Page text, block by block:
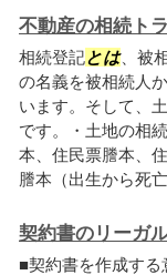
不動産の相続ト
相続登記とは、被
の名義を被相続人
います。そして、
です。・土地の相
本、住民票謄本、
謄本（出生から死
契約書のリーガ
■契約書を作成する